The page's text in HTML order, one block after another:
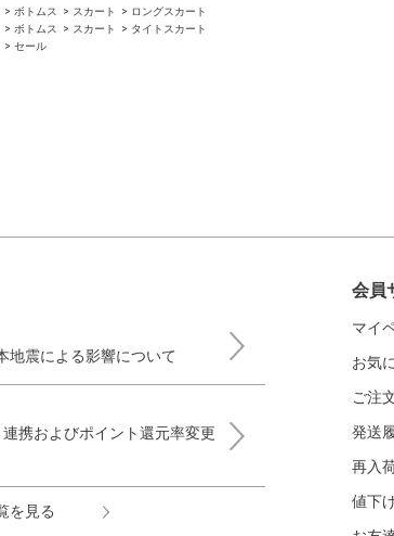
ボトムス スカート
ロングスカート
ボトムス スカート
タイトスカート
セール
地震による影響について
携およびポイント還元率変更
を見る
会員
マイ
お気
ご注
発送
再入
値下